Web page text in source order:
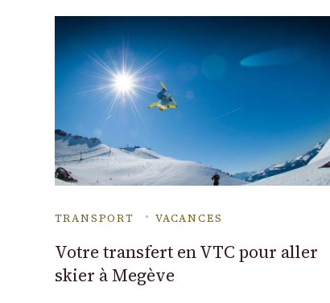
TRANSPORT VACANCES
Votre transfert en VTC pour aller
skier à Megève